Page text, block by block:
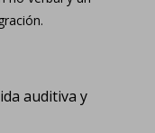
auditiva y